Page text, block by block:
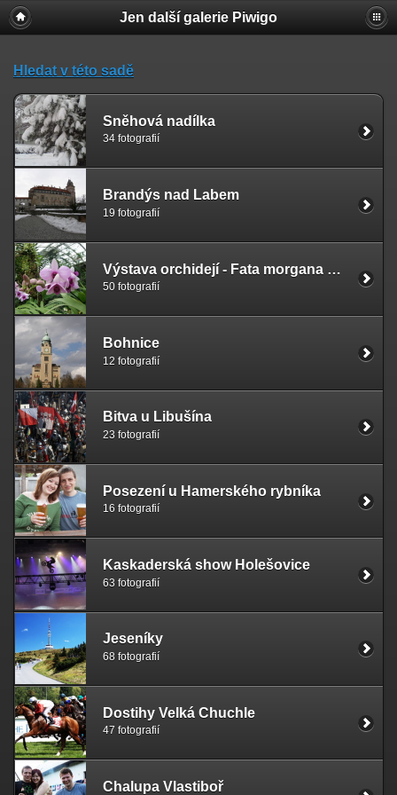
Jen další galerie Piwigo
Hledat v této sadě
Sněhová nadílka
34 fotografií
Brandýs nad Labem
19 fotografií
Výstava orchidejí - Fata morgana Troja
50 fotografií
Bohnice
12 fotografií
Bitva u Libušína
23 fotografií
Posezení u Hamerského rybníka
16 fotografií
Kaskaderská show Holešovice
63 fotografií
Jeseníky
68 fotografií
Dostihy Velká Chuchle
47 fotografií
Chalupa Vlastiboř